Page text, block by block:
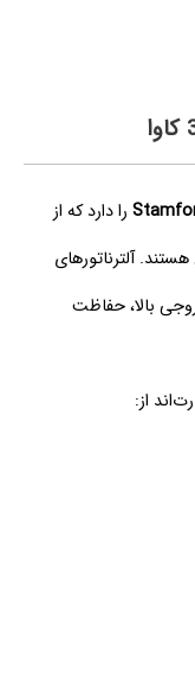
را دارد که از
آلترناتورهای
بالا، حفاظت
از: